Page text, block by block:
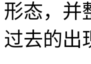
形态，并
过去的出